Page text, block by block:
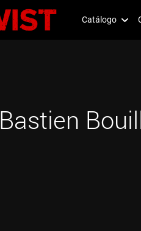
Catálogo
Bastien